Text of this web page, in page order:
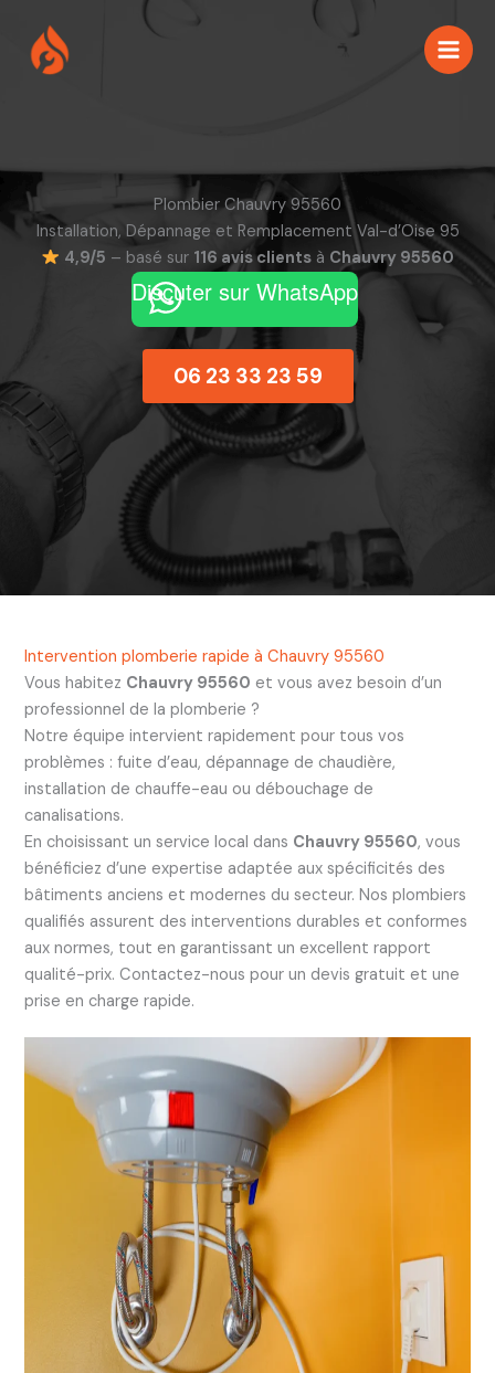
contenu
Plombier Chauvry 95560
Installation, Dépannage et Remplacement Val-d’Oise 95
4,9/5 – basé sur 116 avis clientsà Chauvry 95560
Discuter sur WhatsApp
06 23 33 23 59
Intervention plomberie rapide à Chauvry 95560
Vous habitez Chauvry 95560 et vous avez besoin d’un
professionnel de la plomberie ?
Notre équipe intervient rapidement pour tous vos
problèmes : fuite d’eau, dépannage de chaudière,
installation de chauffe-eau ou débouchage de
canalisations.
En choisissant un service local dans Chauvry 95560, vous
bénéficiez d’une expertise adaptée aux spécificités des
bâtiments anciens et modernes du secteur. Nos plombiers
qualifiés assurent des interventions durables et conformes
aux normes, tout en garantissant un excellent rapport
qualité-prix. Contactez-nous pour un devis gratuit et une
prise en charge rapide.